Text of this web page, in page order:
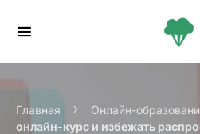
Главная Онлайн-
онлайн-курс и избежать